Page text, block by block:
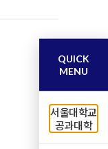
QUICK
MENU
서울대학교
공과대학